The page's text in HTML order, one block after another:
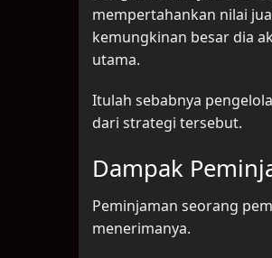
mempertahankan nilai
kemungkinan besar dia
utama.
Itulah sebabnya
dari strategi tersebut.
Dampak
Peminjaman seorang
menerimanya.